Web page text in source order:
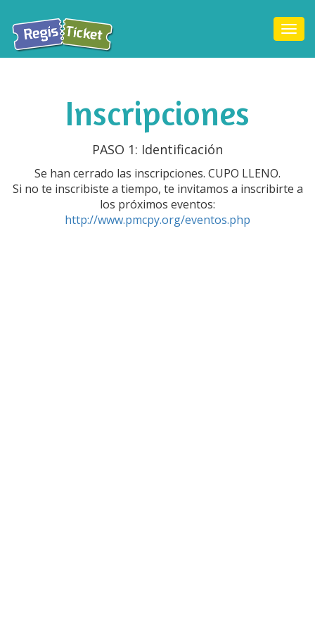
Inscripciones
PASO 1: Identificación
Se han cerrado las inscripciones. CUPO LLENO.
Si no te inscribiste a tiempo, te invitamos a inscribirte a
los próximos eventos:
http://www.pmcpy.org/eventos.php